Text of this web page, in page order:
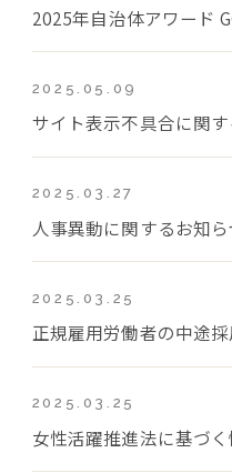
2025年自治体アワード
2025.05.09
サイト表示不具合に関
2025.03.27
人事異動に関するお知ら
2025.03.25
正規雇用労働者の中途
2025.03.25
女性活躍推進法に基づ